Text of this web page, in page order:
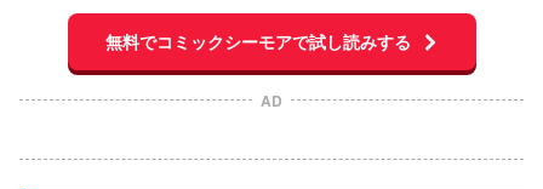
無料でコミックシーモアで試し読みする
AD